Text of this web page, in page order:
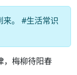
来。 #生活常识
，梅柳待阳春